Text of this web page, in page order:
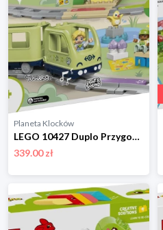
Planeta Klocków
LEGO 10427 Duplo Przygoda z interaktywnym pociągiem Lego
339.00 zł